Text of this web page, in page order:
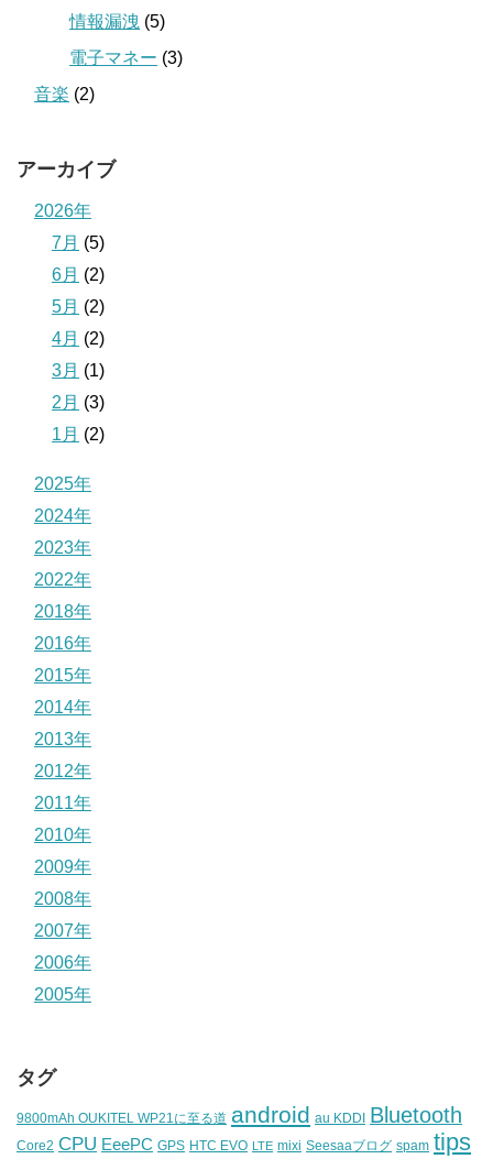
情報漏洩 (5)
電子マネー (3)
音楽 (2)
アーカイブ
2026年
7月 (5)
6月 (2)
5月 (2)
4月 (2)
3月 (1)
2月 (3)
1月 (2)
2025年
2024年
2023年
2022年
2018年
2016年
2015年
2014年
2013年
2012年
2011年
2010年
2009年
2008年
2007年
2006年
2005年
タグ
9800mAh OUKITEL WP21に至る道 android au KDDI Bluetooth
Core2 CPU EeePC GPS HTC EVO LTE mixi Seesaaブログ spam tips